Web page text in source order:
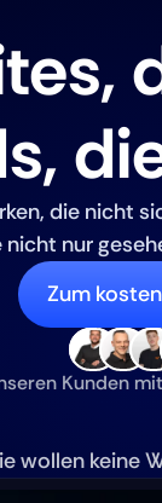
die nicht
nur
Zum
Kunden
wollen keine